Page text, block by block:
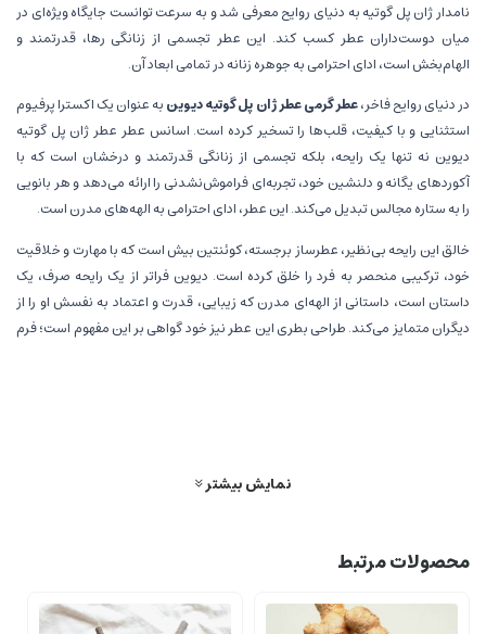
نامدار ژان پل گوتیه به دنیای روایح معرفی شد و به سرعت توانست جایگاه ویژه‌ای در
میان دوست‌داران عطر کسب کند. این عطر تجسمی از زنانگی رها، قدرتمند و
الهام‌بخش است، ادای احترامی به جوهره زنانه در تمامی ابعاد آن.
در دنیای روایح فاخر،عطر گرمی عطر ژان پل گوتیه دیوینبه عنوان یک اکسترا پرفیوم
استثنایی و با کیفیت، قلب‌ها را تسخیر کرده است. اسانس عطر عطر ژان پل گوتیه
دیوین نه تنها یک رایحه، بلکه تجسمی از زنانگی قدرتمند و درخشان است که با
آکورد‌های یگانه و دلنشین خود، تجربه‌ای فراموش‌نشدنی را ارائه می‌دهد و هر بانویی
را به ستاره مجالس تبدیل می‌کند. این عطر، ادای احترامی به الهه‌های مدرن است.
خالق این رایحه بی‌نظیر، عطرساز برجسته، کوئنتین بیش است که با مهارت و خلاقیت
خود، ترکیبی منحصر به فرد را خلق کرده است. دیوین فراتر از یک رایحه صرف، یک
داستان است، داستانی از الهه‌ای مدرن که زیبایی، قدرت و اعتماد به نفسش او را از
دیگران متمایز می‌کند. طراحی بطری این عطر نیز خود گواهی بر این مفهوم است؛ فرم
این عطر توازن بی‌نظیری از عناصر مختلف را در خود جای داده است؛ از شیرینی دلپذیر
عطری پیچیده و چندوجهی تبدیل کرده که با هر بار استشمام، جنبه‌ای جدید از خود را
آشکار می‌سازد. دیوین، دعوتی است به کشف و ستایش زیبایی‌های درونی و بیرونی
زنانه، دعوتی به تجلیل از جسارت و اصالت. این عطر با حضور خود، یادآور می‌شود که هر
زنی می‌تواند الهه‌ای در زندگی خود باشد، مستقل، باشکوه و درخشان.
نمایش بیشتر
محصولات مرتبط